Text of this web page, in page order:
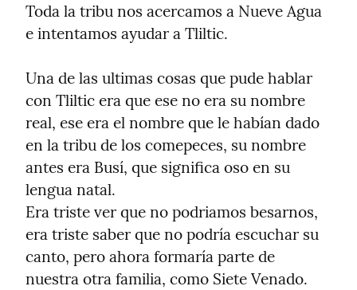
Toda la tribu nos acercamos a Nueve Agua
e intentamos ayudar a Tliltic.
Una de las ultimas cosas que pude hablar
con Tliltic era que ese no era su nombre
real, ese era el nombre que le habían dado
en la tribu de los comepeces, su nombre
antes era Busí, que significa oso en su
lengua natal.
Era triste ver que no podriamos besarnos,
era triste saber que no podría escuchar su
canto, pero ahora formaría parte de
nuestra otra familia, como Siete Venado.